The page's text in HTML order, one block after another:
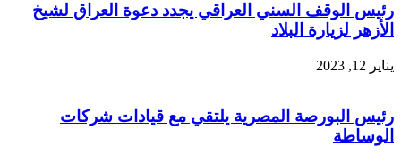
رئيس الوقف السني العراقي يجدد دعوة العراق لشيخ
الأزهر لزيارة البلاد
يناير 12, 2023
رئيس البورصة المصرية يلتقي مع قيادات شركات
الوساطة